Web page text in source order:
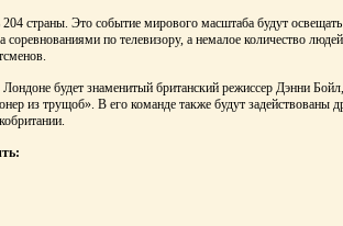
204 страны. Это событие мирового масштаба будут
по телевизору, а немалое количество
будет знаменитый британский режиссер Дэнни
из трущоб». В его команде также будут задействованы